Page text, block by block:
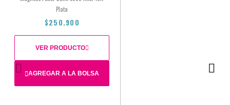
Plata
$250.900
AGREGAR A LA BOLSA
VER PRODUCTO